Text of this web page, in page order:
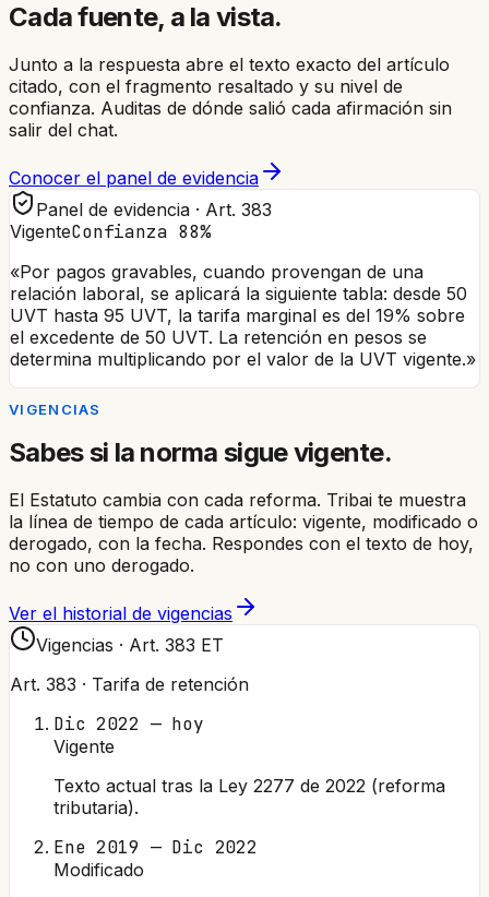
Cada fuente, a la vista.
Junto a la respuesta abre el texto exacto del artículo
citado, con el fragmento resaltado y su nivel de
confianza. Auditas de dónde salió cada afirmación sin
salir del chat.
Conocer el panel de evidencia
Panel de evidencia · Art. 383
VigenteConfianza 88%
«Por pagos gravables, cuando provengan de una
relación laboral, se aplicará la siguiente tabla: desde 50
UVT hasta 95 UVT, la tarifa marginal es del 19% sobre
el excedente de 50 UVT. La retención en pesos se
determina multiplicando por el valor de la UVT vigente.»
VIGENCIAS
Sabes si la norma sigue vigente.
El Estatuto cambia con cada reforma. Tribai te muestra
la línea de tiempo de cada artículo: vigente, modificado o
derogado, con la fecha. Respondes con el texto de hoy,
no con uno derogado.
Ver el historial de vigencias
Vigencias · Art. 383 ET
Art. 383 · Tarifa de retención
Dic 2022 — hoy
Vigente
Texto actual tras la Ley 2277 de 2022 (reforma
tributaria).
Ene 2019 — Dic 2022
Modificado